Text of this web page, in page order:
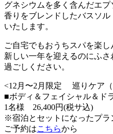
グネシウムを多く含んだエプ
香りをブレンドしたバスソ
いたします。
ご自宅でもおうちスパを楽し
新しい一年を迎えるのにふ
過ごしください。
<12月〜2月限定 巡りケア（
■ボディ＆フェイシャル＆
1名様 26,400円(税サ込)
※宿泊とセットになったプラ
ご予約はこちらから